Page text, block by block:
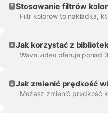
Stosowanie filtrów
Jak korzystać z
Jak zmienić prędkość